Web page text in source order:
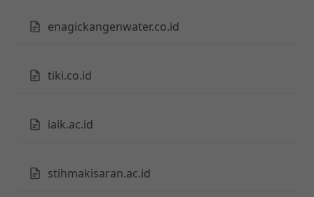
enagickangenwater.co.id
tiki.co.id
iaik.ac.id
stihmakisaran.ac.id